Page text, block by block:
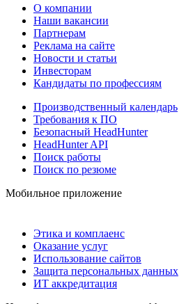
О компании
Наши вакансии
Партнерам
Реклама на сайте
Новости и статьи
Инвесторам
Кандидаты по профессиям
Производственный календарь
Требования к ПО
Безопасный HeadHunter
HeadHunter API
Поиск работы
Поиск по резюме
Мобильное приложение
Этика и комплаенс
Оказание услуг
Использование сайтов
Защита персональных данных
ИТ аккредитация